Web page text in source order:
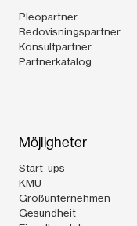
Pleopartner
Redovisningspartner
Konsultpartner
Partnerkatalog
Möjligheter
Start-ups
KMU
Großunternehmen
Gesundheit